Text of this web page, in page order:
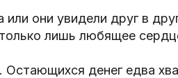
или они увидели друг в
лишь любящее
денег едва